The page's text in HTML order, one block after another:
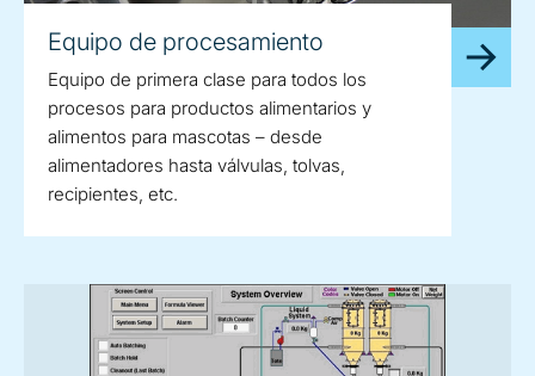
Equipo de procesamiento
Equipo de primera clase para todos los
procesos para productos alimentarios y
alimentos para mascotas – desde
alimentadores hasta válvulas, tolvas,
recipientes, etc.